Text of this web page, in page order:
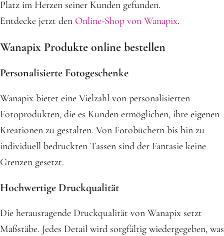
Platz im Herzen seiner Kunden gefunden.
Entdecke jetzt den Online-Shop von Wanapix.
Wanapix Produkte online bestellen
Personalisierte Fotogeschenke
Wanapix bietet eine Vielzahl von personalisierten
Fotoprodukten, die es Kunden ermöglichen, ihre eigenen
Kreationen zu gestalten. Von Fotobüchern bis hin zu
individuell bedruckten Tassen sind der Fantasie keine
Grenzen gesetzt.
Hochwertige Druckqualität
Die herausragende Druckqualität von Wanapix setzt
Maßstäbe. Jedes Detail wird sorgfältig wiedergegeben, was